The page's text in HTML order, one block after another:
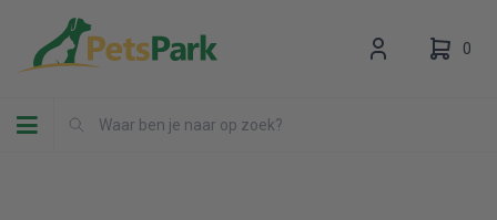
Toggle navigation
0